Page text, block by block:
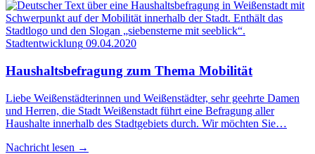
Stadtentwicklung 09.04.2020
Haus­halts­be­fra­gung zum The­ma Mobilität
Liebe Weißenstädterinnen und Weißenstädter, sehr geehrte Damen
und Herren, die Stadt Weißenstadt führt eine Befragung aller
Haushalte innerhalb des Stadtgebiets durch. Wir möchten Sie…
Nachricht lesen →